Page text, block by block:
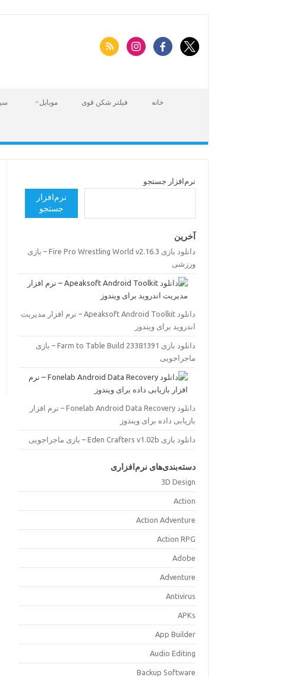
خانه فیلتر شکن قوی موبایل
نرم‌افزار جستجو
نرم‌افزار
جستجو
آخرین
دانلود بازی Fire Pro Wrestling World v2.16.3 – بازی
ورزشی
دانلود Apeaksoft Android Toolkit – نرم افزار مدیریت
اندروید برای ویندوز
دانلود بازی Farm to Table Build 23381391 – بازی
ماجراجویی
دانلود Fonelab Android Data Recovery – نرم افزار
بازیابی داده برای ویندوز
دانلود بازی Eden Crafters v1.02b – بازی ماجراجویی
دسته‌بندی‌های نرم‌افزاری
3D Design
Action
Action Adventure
Action RPG
Adobe
Adventure
Antivirus
APKs
App Builder
Audio Editing
Backup Software